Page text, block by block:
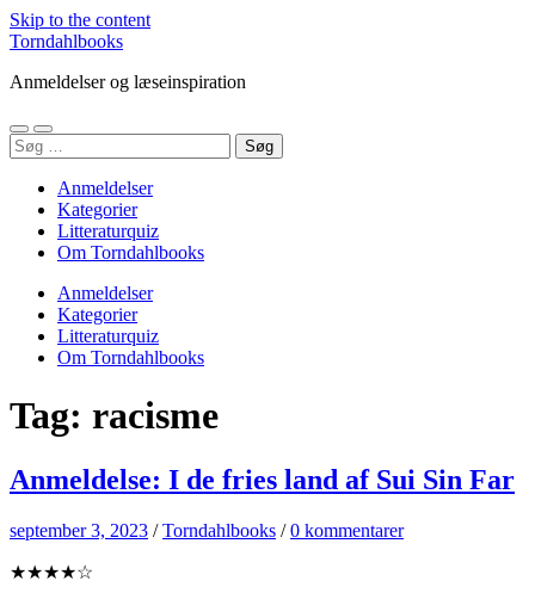
Skip to the content
Torndahlbooks
Anmeldelser og læseinspiration
Toggle
mobile
Toggle
search
Søg
efter:
Anmeldelser
Kategorier
Litteraturquiz
Om Torndahlbooks
Anmeldelser
Kategorier
Litteraturquiz
Om Torndahlbooks
Tag: racisme
Anmeldelse: I de fries land af Sui Sin Far
september 3, 2023 /Torndahlbooks /0 kommentarer
★★★★☆